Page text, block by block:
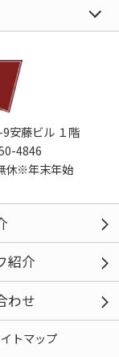
安藤ビル １階
4846
休※年末年始
紹介
わせ
トマップ